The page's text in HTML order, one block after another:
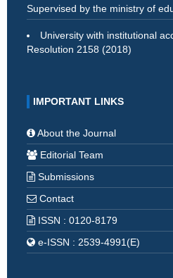
Supervised by the ministry of
University with institutional
Resolution 2158 (2018)
IMPORTANT LINKS
About the Journal
Editorial Team
Submissions
Contact
ISSN : 0120-8179
e-ISSN : 2539-4991(E)